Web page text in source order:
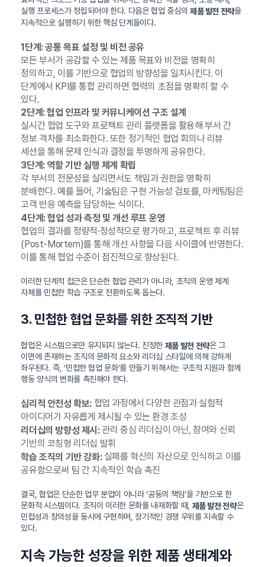
실행 프로세스가 정립되어야 한다. 다음은 협업 중심의 제품 발전 전략을
지속적으로 실행하기 위한 핵심 단계들이다.
1단계: 공통 목표 설정 및 비전 공유
모든 부서가 공감할 수 있는 제품 목표와 비전을 명확히
정의하고, 이를 기반으로 협업의 방향성을 일치시킨다. 이
단계에서 KPI를 통합 관리하면 협력의 초점을 명확히 할 수
있다.
2단계: 협업 인프라 및 커뮤니케이션 구조 설계
실시간 협업 도구와 프로젝트 관리 플랫폼을 활용해 부서 간
정보 격차를 최소화한다. 또한 정기적인 협업 회의나 리뷰
세션을 통해 문제 인식과 결정을 투명하게 공유한다.
3단계: 역할 기반 실행 체계 확립
각 부서의 전문성을 살리면서도 책임과 권한을 명확히
분배한다. 예를 들어, 기술팀은 구현 가능성 검토를, 마케팅팀은
고객 반응 예측을 담당하는 식이다.
4단계: 협업 성과 측정 및 개선 루프 운영
협업의 결과를 정량적·정성적으로 평가하고, 프로젝트 후 리뷰
(Post-Mortem)를 통해 개선 사항을 다음 사이클에 반영한다.
이를 통해 협업 수준이 점진적으로 향상된다.
이러한 단계적 접근은 단순한 협업 관리가 아니라, 조직의 운영 체계
자체를 민첩한 학습 구조로 전환하도록 돕는다.
3. 민첩한 협업 문화를 위한 조직적 기반
협업은 시스템으로만 유지되지 않는다. 진정한 제품 발전 전략은 그
이면에 존재하는 조직의 문화적 요소와 리더십 스타일에 의해 강하게
좌우된다. 즉, ‘민첩한 협업 문화’를 만들기 위해서는 구조적 지원과 함께
행동 양식의 변화를 촉진해야 한다.
심리적 안전성 확보:협업 과정에서 다양한 관점과 실험적
아이디어가 자유롭게 제시될 수 있는 환경 조성
리더십의 방향성 제시:관리 중심 리더십이 아닌, 참여와 신뢰
기반의 코칭형 리더십 발휘
학습 조직의 기반 강화:실패를 혁신의 자산으로 인식하고 이를
공유함으로써 팀 간 지속적인 학습 촉진
결국, 협업은 단순한 업무 분업이 아니라 ‘공동의 책임’을 기반으로 한
문화적 시스템이다. 조직이 이러한 문화를 내재화할 때, 제품 발전 전략은
민첩성과 창의성을 동시에 구현하며, 장기적인 경쟁 우위를 지속할 수
있다.
지속 가능한 성장을 위한 제품 생태계와